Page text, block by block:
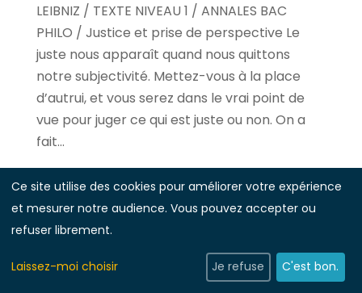
LEIBNIZ / TEXTE NIVEAU 1 / ANNALES BAC
PHILO / Justice et prise de perspective Le
juste nous apparaît quand nous quittons
notre subjectivité. Mettez-vous à la place
d’autrui, et vous serez dans le vrai point de
vue pour juger ce qui est juste ou non. On a
fait...
Ce site utilise des cookies pour améliorer votre expérience
et mesurer notre audience. Vous pouvez accepter ou
refuser librement.
Laissez-moi choisir Je refuse C'est bon.